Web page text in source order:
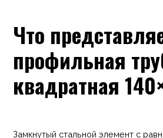
Что
профильная
квадратная
Замкнутый стальной элемент с